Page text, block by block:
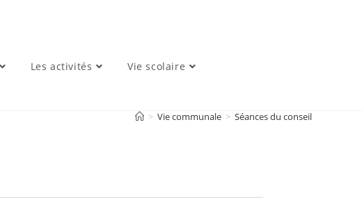
Les activités
Vie scolaire
> Vie communale > Séances du conseil